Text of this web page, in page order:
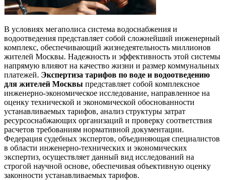
В условиях мегаполиса система водоснабжения и
водоотведения представляет собой сложнейший инженерный
комплекс, обеспечивающий жизнедеятельность миллионов
жителей Москвы. Надежность и эффективность этой системы
напрямую влияют на качество жизни и размер коммунальных
платежей. Экспертиза тарифов по воде и водоотведению
для жителей Москвы представляет собой комплексное
инженерно-экономическое исследование, направленное на
оценку технической и экономической обоснованности
устанавливаемых тарифов, анализ структуры затрат
ресурсоснабжающих организаций и проверку соответствия
расчетов требованиям нормативной документации.
Федерация судебных экспертов, объединяющая специалистов
в области инженерно-технических и экономических
экспертиз, осуществляет данный вид исследований на
строгой научной основе, обеспечивая объективную оценку
законности устанавливаемых тарифов.